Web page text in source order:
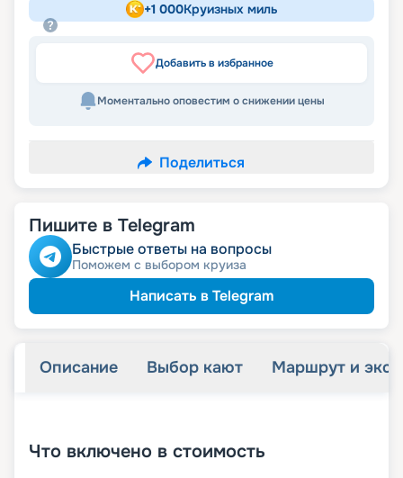
+1 000Круизных миль
Добавить в избранное
Моментально оповестим о снижении цены
Поделиться
Пишите в Telegram
Быстрые ответы на вопросы
Поможем с выбором круиза
Написать в Telegram
Описание Выбор кают Маршрут и
Что включено в стоимость